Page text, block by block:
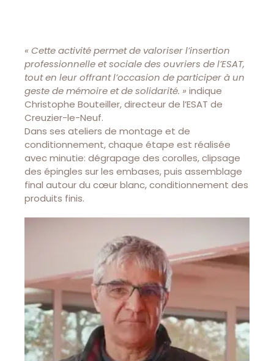
« Cette activité permet de valoriser l’insertion
professionnelle et sociale des ouvriers de l’ESAT,
tout en leur offrant l’occasion de participer à un
geste de mémoire et de solidarité. » indique
Christophe Bouteiller, directeur de l’ESAT de
Creuzier-le-Neuf.
Dans ses ateliers de montage et de
conditionnement, chaque étape est réalisée
avec minutie: dégrapage des corolles, clipsage
des épingles sur les embases, puis assemblage
final autour du cœur blanc, conditionnement des
produits finis.